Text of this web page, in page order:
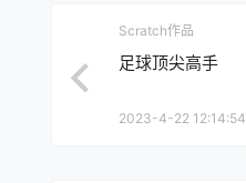
Scratch作品
足球顶尖高手
2023-4-22 12:14:54